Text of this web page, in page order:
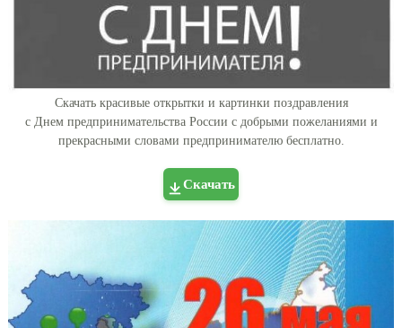
Скачать красивые открытки и картинки поздравления
с Днем предпринимательства России с добрыми пожеланиями и
прекрасными словами предпринимателю бесплатно.
Скачать